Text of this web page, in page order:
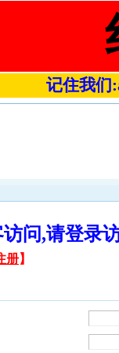
记住我们
访问,请登
册】